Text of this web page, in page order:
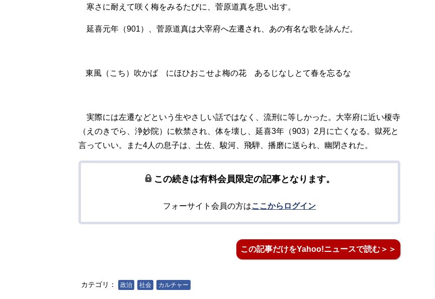
寒さに耐えて咲く梅をみるたびに、菅原道真を思い出す。
延喜元年（901）、菅原道真は大宰府へ左遷され、あの有名な歌を詠んだ。
東風（こち）吹かば にほひおこせよ梅の花 あるじなしとて春を忘るな
実際には左遷などという生やさしい話ではなく、流刑に等しかった。大宰府に近い榎寺
（えのきでら、浄妙院）に軟禁され、体を壊し、延喜3年（903）2月に亡くなる。獄死と
言っていい。また4人の息子は、土佐、駿河、飛騨、播磨に送られ、幽閉された。
この続きは有料会員限定の記事となります。
フォーサイト会員の方はここからログイン
この記事だけをYahoo!ニュースで読む＞＞
カテゴリ： 政治 社会 カルチャー